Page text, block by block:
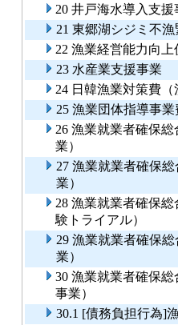
20 井戸海水導入支援
21 東郷湖シジミ不
22 漁業経営能力向上
23 水産業支援事業
24 日韓漁業対策費（
25 漁業団体指導事業
26 漁業就業者確保
業）
27 漁業就業者確保
業）
28 漁業就業者確保
験トライアル）
29 漁業就業者確保
業）
30 漁業就業者確保
事業）
30.1 [債務負担行為]